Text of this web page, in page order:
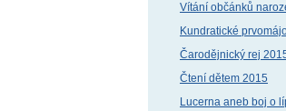
Vítání občánků
Kundratické
Čarodějnický rej
Čtení dětem 2015
Lucerna aneb boj o